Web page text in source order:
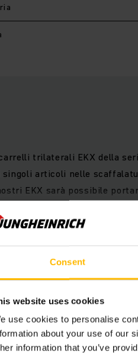
Consent
website uses cookies
use cookies to personalise
about your use of our
information that you’ve
trilaterali EKX della
articoli nelle
EKX sarà possibile
assicurano un
man-up, nel quale la
il comando a
di guida con
MOSTRA DI PIÙ